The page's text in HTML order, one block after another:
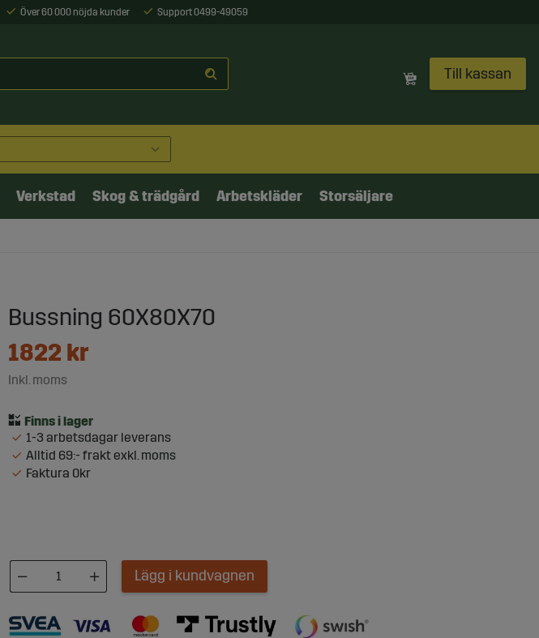
Över 60 000 nöjda kunder Support 0499-49059
Till kassan
Verkstad Skog & trädgård Arbetskläder Storsäljare
Bussning 60X80X70
1822 kr
Inkl. moms
1-3 arbetsdagar leverans
Alltid 69:- frakt exkl. moms
Faktura 0kr
Lägg i kundvagnen